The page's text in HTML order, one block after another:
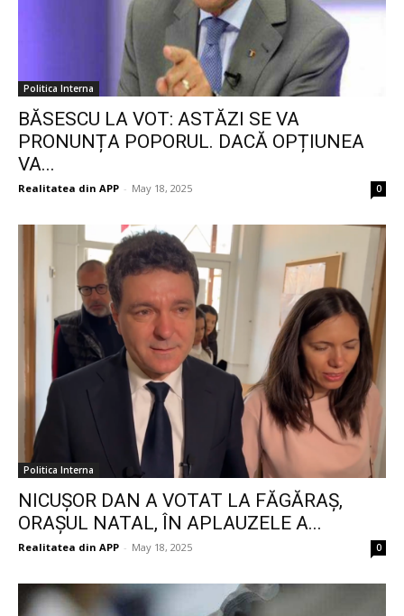
Politica Interna
BĂSESCU LA VOT: ASTĂZI SE VA
PRONUNȚA POPORUL. DACĂ OPȚIUNEA
VA...
Realitatea din APP - May 18, 2025 0
Politica Interna
NICUȘOR DAN A VOTAT LA FĂGĂRAȘ,
ORAȘUL NATAL, ÎN APLAUZELE A...
Realitatea din APP - May 18, 2025 0